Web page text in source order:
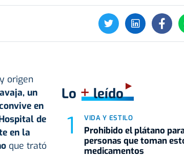
origen
un
en
de
en la
que trató
Lo +leído
VIDA Y ESTILO
Prohibido el plátano
personas que toman
medicamentos